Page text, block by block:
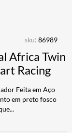
sku: 86989
Africa Twin
Racing
Feita em Aço
em preto fosco
...